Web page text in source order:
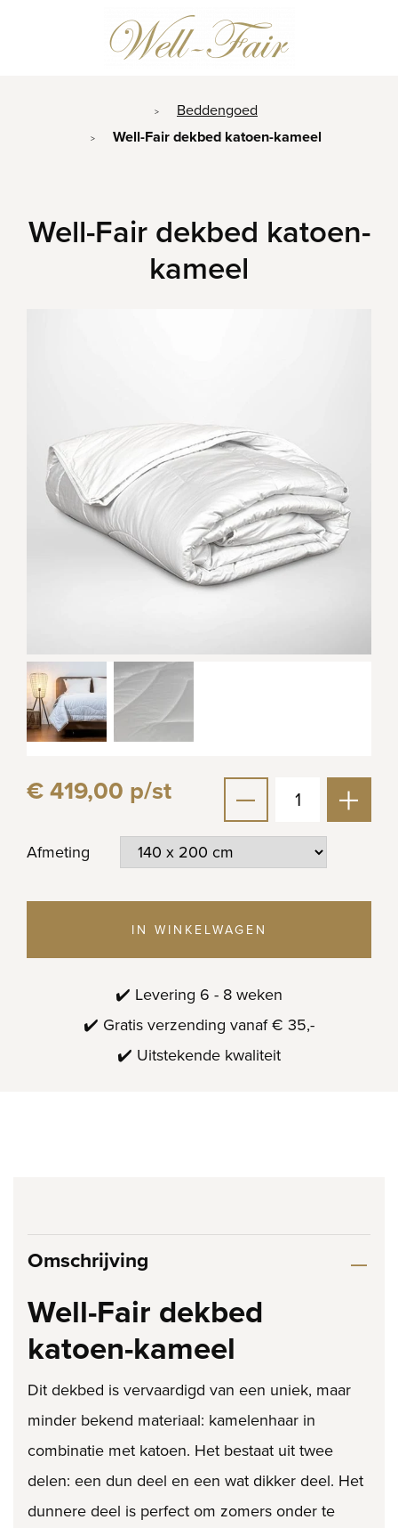
> Beddengoed
> Well-Fair dekbed katoen-kameel
Well-Fair dekbed katoen-
kameel
€ 419,00 p/st
Afmeting
IN WINKELWAGEN
✔️ Levering 6 - 8 weken
✔️ Gratis verzending vanaf € 35,-
✔️ Uitstekende kwaliteit
Omschrijving
Well-Fair dekbed
katoen-kameel
Dit dekbed is vervaardigd van een uniek, maar
minder bekend materiaal: kamelenhaar in
combinatie met katoen. Het bestaat uit twee
delen: een dun deel en een wat dikker deel. Het
dunnere deel is perfect om zomers onder te